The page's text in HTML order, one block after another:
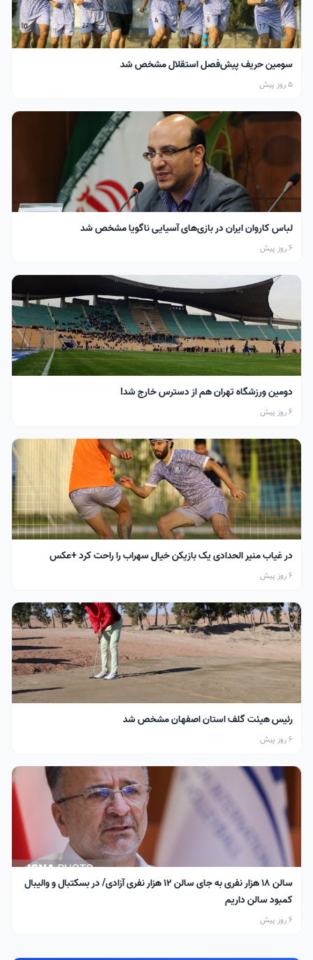
سومین حریف پیش‌فصل استقلال مشخص شد
5 روز پیش
لباس کاروان ایران در بازی‌های آسیایی ناگویا مشخص شد
6 روز پیش
دومین ورزشگاه تهران هم از دسترس خارج شد!
6 روز پیش
در غیاب منیر الحدادی یک بازیکن خیال سهراب را راحت کرد +عکس
6 روز پیش
رئیس هیئت گلف استان اصفهان مشخص شد
6 روز پیش
سالن ۱۸ هزار نفری به جای سالن ۱۲ هزار نفری آزادی/ در بسکتبال و والیبال
کمبود سالن داریم
6 روز پیش